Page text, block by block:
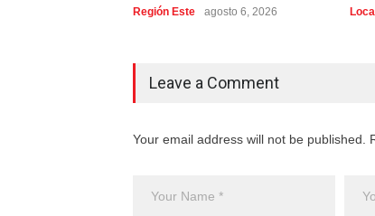
Región Este agosto 6, 2026
Leave a Comment
Your email address will not be published.